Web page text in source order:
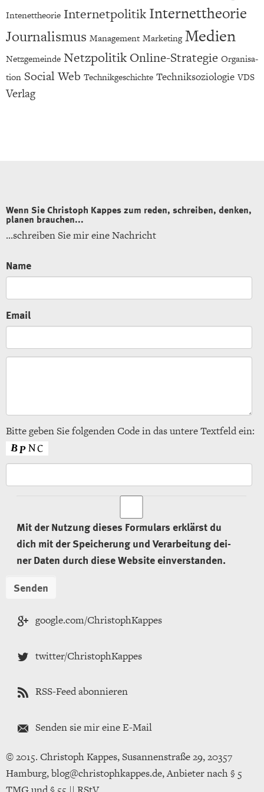
In­tenet­theo­rie In­ter­net­po­li­tikIn­ter­net­theo­rie
Jour­na­lis­mus Ma­nage­ment Mar­ke­ting Me­di­en
Netz­ge­mein­de Netz­po­li­tik On­line-Stra­te­gie Or­ga­ni­sa­
ti­on So­ci­al Web Tech­nik­ge­schich­te Tech­nik­so­zio­lo­gie VDS
Ver­lag
Wenn Sie Chris­toph Kap­pes zum reden, schrei­ben, den­ken,
pla­nen brau­chen...
...​schreiben Sie mir eine Nach­richt
Name
Email
Bitte geben Sie fol­gen­den Code in das un­te­re Text­feld ein:
Mit der Nut­zung die­ses For­mu­lars er­klärst du
dich mit der Spei­che­rung und Ver­ar­bei­tung dei­
ner Daten durch diese Web­site ein­ver­stan­den.
goog­le.com/Chris­tophKap­pes
twit­ter/Chris­tophKap­pes
RSS-Feed abon­nie­ren
Sen­den sie mir eine E-Mail
© 2015. Chris­toph Kap­pes, Su­san­nen­stra­ße 29, 20357
Ham­burg, blog@​chr​isto​phka​ppes.​de, An­bie­ter nach § 5